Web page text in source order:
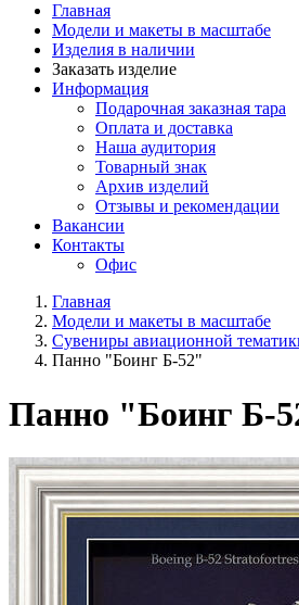
Главная
Модели и макеты в масштабе
Изделия в наличии
Заказать изделие
Информация
Подарочная заказная тара
Оплата и доставка
Наша аудитория
Товарный знак
Архив изделий
Отзывы и рекомендации
Вакансии
Контакты
Офис
Главная
Модели и макеты в масштабе
Сувениры авиационной
Панно "Боинг Б-52"
Панно "Боинг Б-